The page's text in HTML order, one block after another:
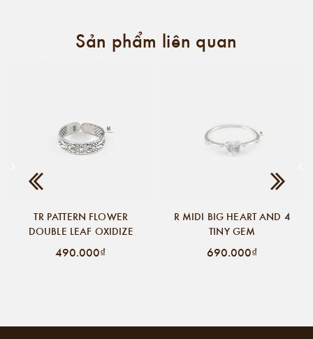
Sản phẩm liên quan
TR PATTERN FLOWER
DOUBLE LEAF OXIDIZE
490.000₫
R MIDI BIG HEART AND 4
TINY GEM
690.000₫